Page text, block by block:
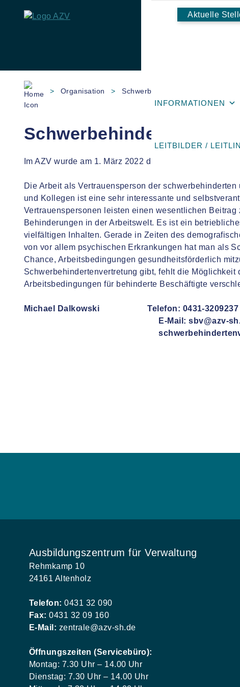
content
Aktuelle
INFORMATIONEN
LEITBILDER /
> Organisation > Schwerbehindertenvertretung
Im AZV wurde am 1. März 2022 die
Die Arbeit als Vertrauensperson der
und Kollegen ist eine sehr interessante und
Vertrauenspersonen leisten einen wesentlichen
Behinderungen in der Arbeitswelt. Es ist ein
vielfältigen Inhalten. Gerade in Zeiten des
von vor allem psychischen Erkrankungen hat man als
Chance, Arbeitsbedingungen gesundheitsförderlich
Schwerbehindertenvertretung gibt, fehlt die Möglichkeit
Arbeitsbedingungen für behinderte Beschäftigte
Michael Dalkowski Telefon: 0431-3209237
E-Mail: sbv@azv-
Ausbildungszentrum für Verwaltung
Rehmkamp 10
24161 Altenholz
Telefon: 0431 32 090
Fax: 0431 32 09 160
E-Mail: zentrale@azv-sh.de
Öffnungszeiten (Servicebüro):
Montag: 7.30 Uhr – 14.00 Uhr
Dienstag: 7.30 Uhr – 14.00 Uhr